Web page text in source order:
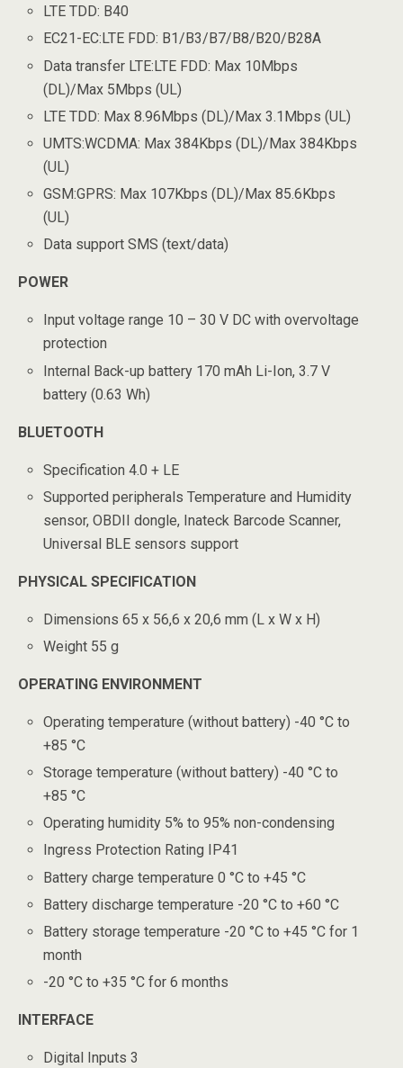
LTE TDD: B40
EC21-EC:LTE FDD: B1/B3/B7/B8/B20/B28A
Data transfer LTE:LTE FDD: Max 10Mbps
(DL)/Max 5Mbps (UL)
LTE TDD: Max 8.96Mbps (DL)/Max 3.1Mbps (UL)
UMTS:WCDMA: Max 384Kbps (DL)/Max 384Kbps
(UL)
GSM:GPRS: Max 107Kbps (DL)/Max 85.6Kbps
(UL)
Data support SMS (text/data)
POWER
Input voltage range 10 – 30 V DC with overvoltage
protection
Internal Back-up battery 170 mAh Li-Ion, 3.7 V
battery (0.63 Wh)
BLUETOOTH
Specification 4.0 + LE
Supported peripherals Temperature and Humidity
sensor, OBDII dongle, Inateck Barcode Scanner,
Universal BLE sensors support
PHYSICAL SPECIFICATION
Dimensions 65 x 56,6 x 20,6 mm (L x W x H)
Weight 55 g
OPERATING ENVIRONMENT
Operating temperature (without battery) -40 °C to
+85 °C
Storage temperature (without battery) -40 °C to
+85 °C
Operating humidity 5% to 95% non-condensing
Ingress Protection Rating IP41
Battery charge temperature 0 °C to +45 °C
Battery discharge temperature -20 °C to +60 °C
Battery storage temperature -20 °C to +45 °C for 1
month
-20 °C to +35 °C for 6 months
INTERFACE
Digital Inputs 3